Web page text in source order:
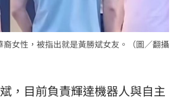
女性，被指出就是黃勝斌女友。（圖／翻攝
，目前負責輝達機器人與自主